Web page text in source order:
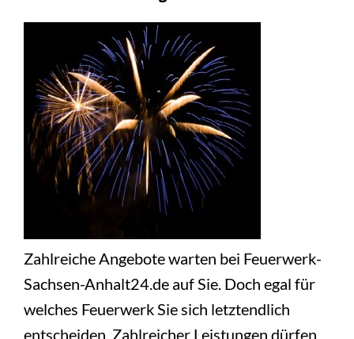
Zahlreiche Angebote warten bei Feuerwerk-
Sachsen-Anhalt24.de auf Sie. Doch egal für
welches Feuerwerk Sie sich letztendlich
entscheiden. Zahlreicher Leistungen dürfen